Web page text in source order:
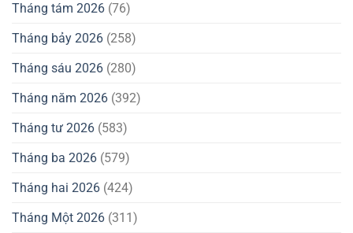
Tháng tám 2026 (76)
Tháng bảy 2026 (258)
Tháng sáu 2026 (280)
Tháng năm 2026 (392)
Tháng tư 2026 (583)
Tháng ba 2026 (579)
Tháng hai 2026 (424)
Tháng Một 2026 (311)